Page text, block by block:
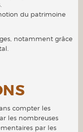
du patrimoine
notamment grâce
compter les
les nombreuses
par les